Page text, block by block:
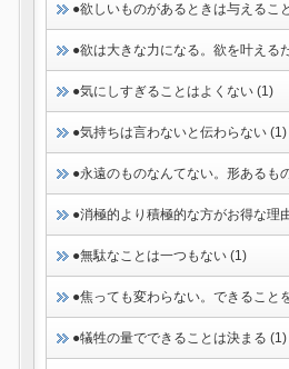
●欲しいものがあるときは与えるこ
●欲は大きな力になる。欲を叶える
●気にしすぎることはよくない (1)
●気持ちは言わないと伝わらない (1)
●永遠のものなんてない。形あるも
●消極的より積極的な方がお得な理
●無駄なことは一つもない (1)
●焦っても変わらない。できること
●犠牲の量でできることは決まる (1)